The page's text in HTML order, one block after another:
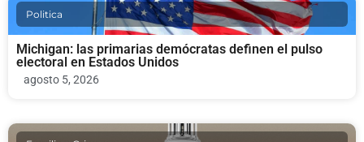
Politica
Michigan: las primarias demócratas definen el pulso
electoral en Estados Unidos
agosto 5, 2026